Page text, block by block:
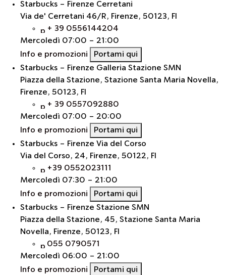
Starbucks - Firenze Cerretani
Via de' Cerretani 46/R, Firenze, 50123, FI
+ 39 0556144204
Mercoledì 07:00 - 21:00
Info e promozioni
Portami qui
Starbucks - Firenze Galleria Stazione SMN
Piazza della Stazione, Stazione Santa Maria Novella,
Firenze, 50123, FI
+ 39 0557092880
Mercoledì 07:00 - 20:00
Info e promozioni
Portami qui
Starbucks - Firenze Via del Corso
Via del Corso, 24, Firenze, 50122, FI
+39 0552023111
Mercoledì 07:30 - 21:00
Info e promozioni
Portami qui
Starbucks – Firenze Stazione SMN
Piazza della Stazione, 45, Stazione Santa Maria
Novella, Firenze, 50123, FI
055 0790571
Mercoledì 06:00 - 21:00
Info e promozioni
Portami qui